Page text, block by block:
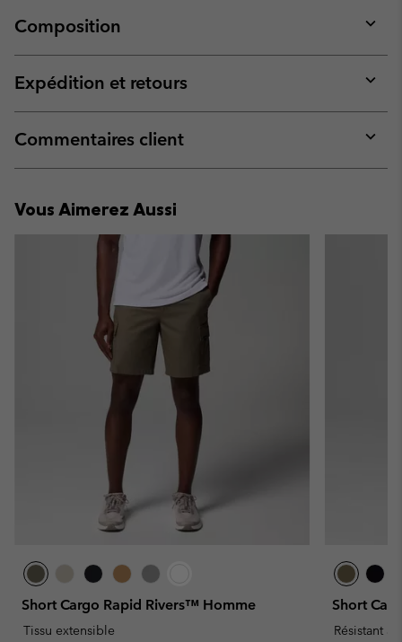
Composition
or
Expédition et retours
or
Commentaires client
or
Vous Aimerez Aussi
Short Cargo Rapid Rivers™ Homme
Tissu extensible
Short
Résistant à